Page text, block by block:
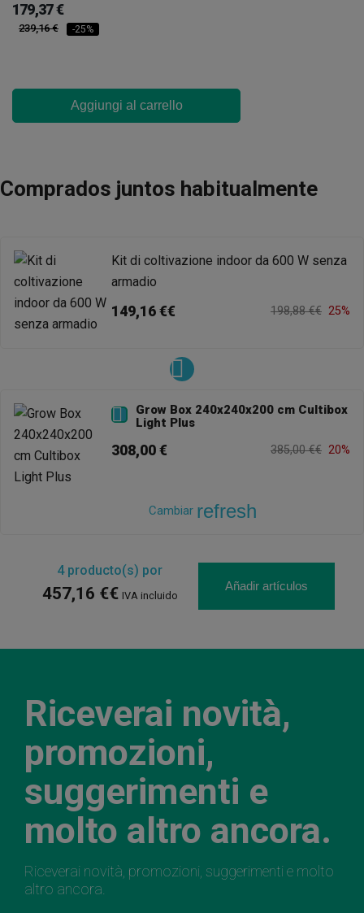
179,37 €
239,16 € -25%
Aggiungi al carrello
Comprados juntos habitualmente
Kit di coltivazione indoor da 600 W senza
armadio
149,16 €€ 198,88 €€ 25%

Grow Box 240x240x200 cm Cultibox
Light Plus
308,00 € 385,00 €€ 20%
Cambiar refresh
4producto(s) por
457,16 €€ IVA incluido
Añadir artículos
Riceverai novità,
promozioni,
suggerimenti e
molto altro ancora.
Riceverai novità, promozioni, suggerimenti e molto
altro ancora.